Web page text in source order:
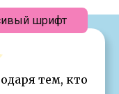
тем, кто
шрифт